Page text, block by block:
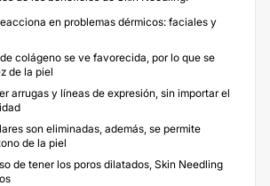
en problemas dérmicos: faciales y
colágeno se ve favorecida, por lo que se
de la piel
arrugas y líneas de expresión, sin importar el
son eliminadas, además, se permite
de la piel
de tener los poros dilatados, Skin Needling